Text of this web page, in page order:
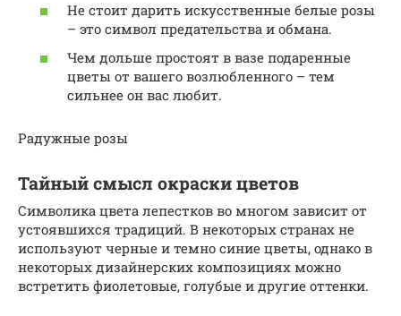
Не стоит дарить искусственные белые розы
– это символ предательства и обмана.
Чем дольше простоят в вазе подаренные
цветы от вашего возлюбленного – тем
сильнее он вас любит.
Радужные розы
Тайный смысл окраски цветов
Символика цвета лепестков во многом зависит от
устоявшихся традиций. В некоторых странах не
используют черные и темно синие цветы, однако в
некоторых дизайнерских композициях можно
встретить фиолетовые, голубые и другие оттенки.